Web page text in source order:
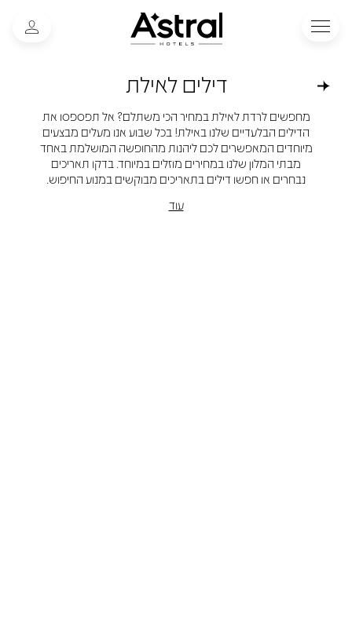
דילים לאילת
מחפשים לרדת לאילת במחיר הכי משתלם? אל תפספסו את
הדילים הבלעדיים שלנו באילת! בכל שבוע אנו מעלים מבצעים
מיוחדים המאפשרים לכם ליהנות מהחופשה המושלמת באחד
מבתי המלון שלנו במחירים מוזלים במיוחד. בדקו תאריכים
נבחרים או חפשו דילים בתאריכים מבוקשים במנוע החיפוש.
עוד